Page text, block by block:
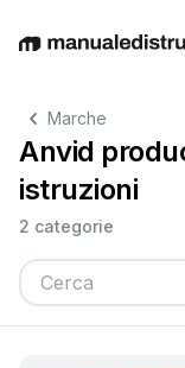
EnglishDeutsch
Marche
Anvid
istruzioni
2 categorie